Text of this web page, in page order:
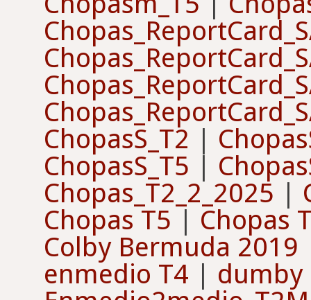
ChopasS_T2 |
ChopasS_T5 |
Chopas_T2_2_2025 |
Chopas T5 | Chopas
Colby Bermuda 2019
enmedio T4 | dumby